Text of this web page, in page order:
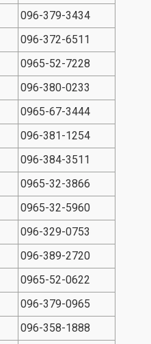
096-379-3434
096-372-6511
0965-52-7228
096-380-0233
0965-67-3444
096-381-1254
096-384-3511
0965-32-3866
0965-32-5960
096-329-0753
096-389-2720
0965-52-0622
096-379-0965
096-358-1888